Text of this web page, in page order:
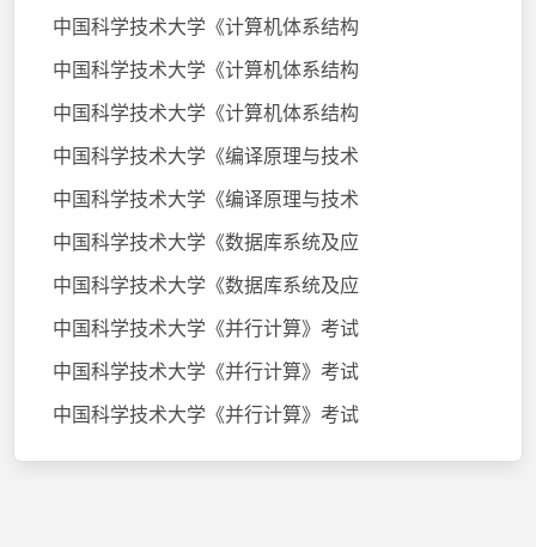
中国科学技术大学《计算机体系结构
中国科学技术大学《计算机体系结构
中国科学技术大学《计算机体系结构
中国科学技术大学《编译原理与技术
中国科学技术大学《编译原理与技术
中国科学技术大学《数据库系统及应
中国科学技术大学《数据库系统及应
中国科学技术大学《并行计算》考试
中国科学技术大学《并行计算》考试
中国科学技术大学《并行计算》考试